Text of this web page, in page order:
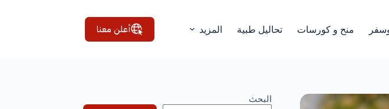
منح و كورسات تحاليل طبية المزيد أعلن معنا
البحث